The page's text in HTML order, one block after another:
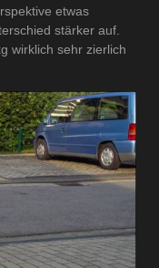
etwas
stärker auf.
wirklich sehr zierlich